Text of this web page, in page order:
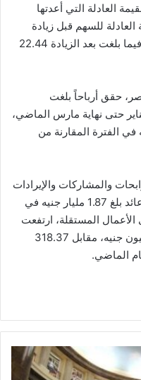
العادلة التي أعدتها
للسهم قبل زيادة
رأس المال بلغت 38.29 جنيه للسهم، فيما بلغت بعد الزيادة 22.44
حقق أرباحاً بلغت
يناير حتى نهاية مارس الماضي،
مليون جنيه في الفترة المقارنة من
والمشاركات والإيرادات
المشابهة إلى 2.31 مليار جنيه، مقابل عائد بلغ 1.87 مليار جنيه في
وعلى مستوى الأعمال المستقلة، ارتفعت
أرباح البنك خلال الفترة إلى 423.9 مليون جنيه، مقابل 318.37
الماضي.